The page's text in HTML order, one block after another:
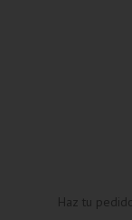
Haz tu